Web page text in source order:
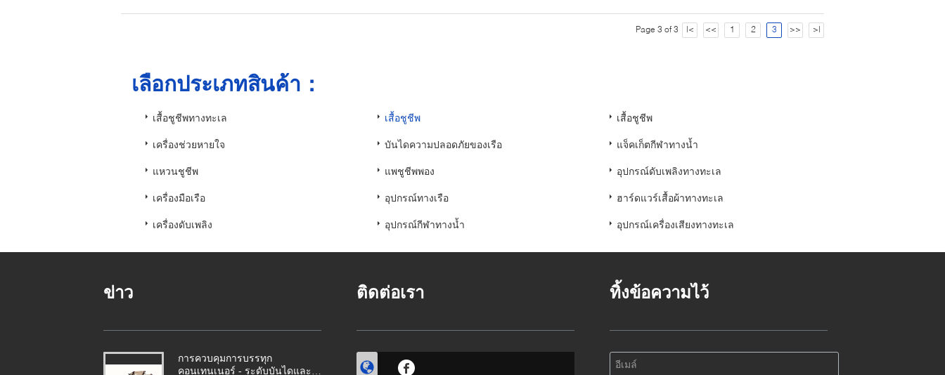
Page 3 of 3 |< << 1 2 3 >> >|
เลือกประเภทสินค้า：
เสื้อชูชีพทางทะเล เสื้อชูชีพ เสื้อชูชีพ
เครื่องช่วยหายใจ บันไดความปลอดภัยของเรือ แจ็คเก็ตกีฬาทางน้ำ
แหวนชูชีพ แพชูชีพพอง อุปกรณ์ดับเพลิงทางทะเล
เครื่องมือเรือ อุปกรณ์ทางเรือ ฮาร์ดแวร์เสื้อผ้าทางทะเล
เครื่องดับเพลิง อุปกรณ์กีฬาทางน้ำ อุปกรณ์เครื่องเสียงทางทะเล
ข่าว
การควบคุมการบรรทุก
คอนเทนเนอร์ - ระดับบันไดและ
ติดต่อเรา ทิ้งข้อความไว้